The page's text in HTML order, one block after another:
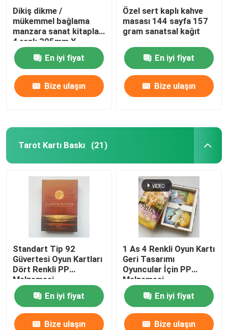
Dikiş dikme /
mükemmel bağlama
manzara sanat kitapları
4 renk 305mm X
229mm
En iyi fiyat
Bize ulaşın
Özel sert kaplı kahve
masası 144 sayfa 157
gram sanatsal kağıt
En iyi fiyat
Bize ulaşın
Tarot Kartı Baskı (21)
Standart Tip 92
Güvertesi Oyun Kartları
Dört Renkli PP
Malzemesi
En iyi fiyat
Bize ulaşın
1 As 4 Renkli Oyun Kartı
Geri Tasarımı
Oyuncular İçin PP
Malzemesi
En iyi fiyat
Bize ulaşın